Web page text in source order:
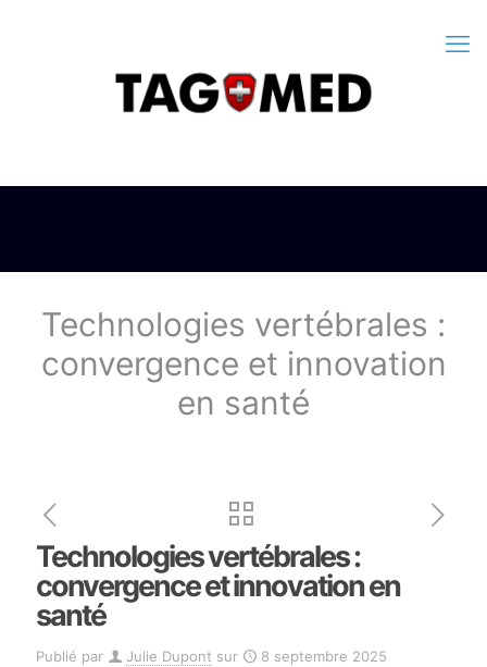
Technologies vertébrales :
convergence et innovation
en santé
Technologies vertébrales :
convergence et innovation en
santé
Publié par Julie Dupont sur 8 septembre 2025